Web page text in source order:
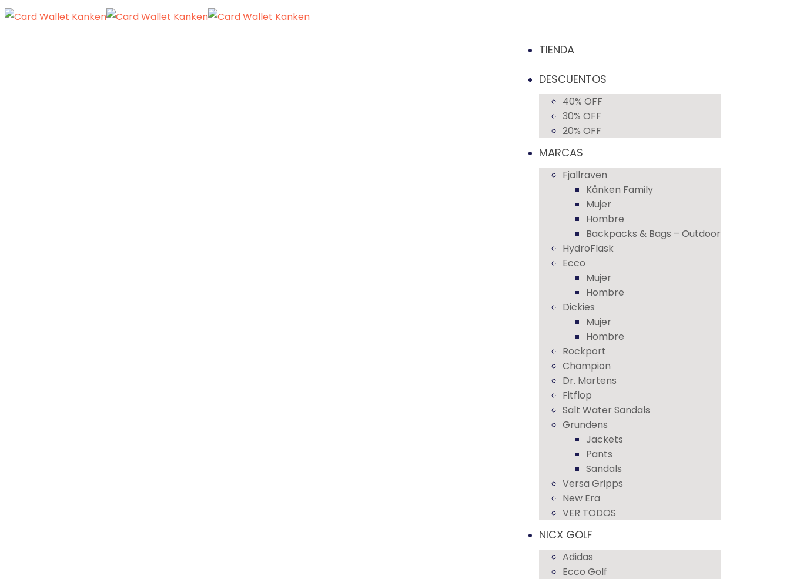
TIENDA
DESCUENTOS
40% OFF
30% OFF
20% OFF
MARCAS
Fjallraven
Kånken Family
Mujer
Hombre
Backpacks & Bags – Outdoor
HydroFlask
Ecco
Mujer
Hombre
Dickies
Mujer
Hombre
Rockport
Champion
Dr. Martens
Fitflop
Salt Water Sandals
Grundens
Jackets
Pants
Sandals
Versa Gripps
New Era
VER TODOS
NICX GOLF
Adidas
Ecco Golf